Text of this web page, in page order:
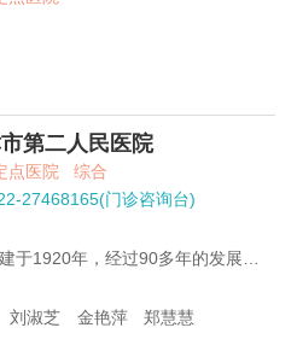
第二人民医院
点医院
综合
27468165(门诊咨询台)
化分析系统、全自动电化学发光免疫分析系统、全自动凝血分析仪、基因测序仪、流式细胞仪、中央无线遥控监测系统、数字化连续无创血液动力学监测系统等，为肝病、性病及相关传染病的临床影象、介入治疗、血液净化、心电诊断等提供技术支持。依托先进设备和技术，医院可开展微波、射频、冷冻消融、TACE、PEI以及外科手术切除部分肝脏等系列肝癌治疗方法。 医院拥有高级职称的专业技术人员80人。专业技术人员中有博士学位8人，硕士学位60人。 医院是天津医科大学、天津中医药大学、天津武警医学院、第四军医大学的教学医院，有硕士生导师25人，教授、副教授32人。医院有多名专家在全国及本市各专业学术团体任职。其中包括中华医学会消化病学分会常务委员，中华医学会感染病学分会常务委员，中华医学会肝病学分会常务委员，天津市医学会消化病学分会主任委员，天津市医学会感染病学分会主任委员，天津市医学会肝病学分会主任委员，天津影像技术研究会副会长。 天津市肝病医学研究所设立于我院，医院被国家中医药管理局列为国家中西医结合传染病临床基地、国家中医药防治新发、突发传染病重点研究室、国家中医科研（病毒分子生物学）二级实验室，被天津市卫生局列为天津市中西医结合传染病临床基地。 医院被卫生部、国家中医药管理局、总后勤部评为全国中医示范单位。 2011年经市卫生局批准建立天津市肝病医学研究所。目前主要在病毒性肝炎和肝癌领域进行研究，研究水平达国际领先。研究所的建立不仅完善了医院医、教、研的发展模式，也使医院在基础研究领域开拓了广阔的空间，构建了“转化医学”的研究思路。 近年来医院全体干部职工圆满地完成了抗击SARS、奥运反恐，支援四川青海地震医疗队，支援新疆、安徽、河南应对麻疹、手足口病疫情医疗队工作，充分展示了医院公共卫生应急突发事件的处置能力。 医院以“综合发展，专科特色”为战略，以人才队伍建设为基础，以学科发展和科技进步为手段，以科学管理为保障。坚持临床与科研教学并重，努力把医院建成专科优势鲜明、特色突出、疗效显著、管理规范、服务一流、科研实力雄厚，具有一定规模的，立足环渤海，辐射华北地区的以综合肝病治疗为特色的现代化专科医院。
刘淑芝 金艳萍 郑慧慧